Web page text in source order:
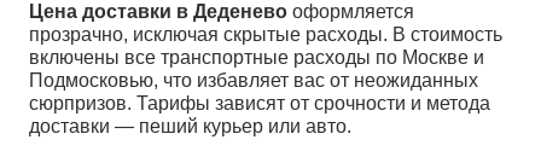
Цена доставки в Деденево оформляется
прозрачно, исключая скрытые расходы. В стоимость
включены все транспортные расходы по Москве и
Подмосковью, что избавляет вас от неожиданных
сюрпризов. Тарифы зависят от срочности и метода
доставки — пеший курьер или авто.